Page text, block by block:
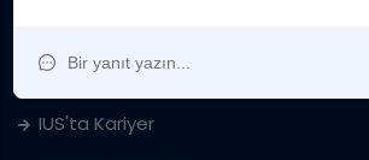
Sanat Galerisi
IUS'ta Kariyer